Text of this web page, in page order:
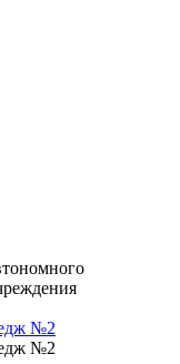
№2
№2